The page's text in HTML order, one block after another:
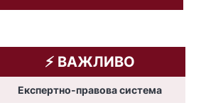
⚡️ ВАЖЛИВО
Експертно-правова система